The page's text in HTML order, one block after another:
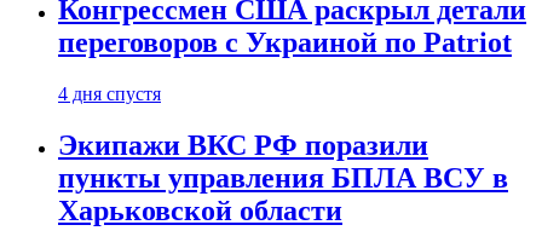
Конгрессмен США раскрыл детали
переговоров с Украиной по Patriot
4 дня спустя
Экипажи ВКС РФ поразили
пункты управления БПЛА ВСУ в
Харьковской области